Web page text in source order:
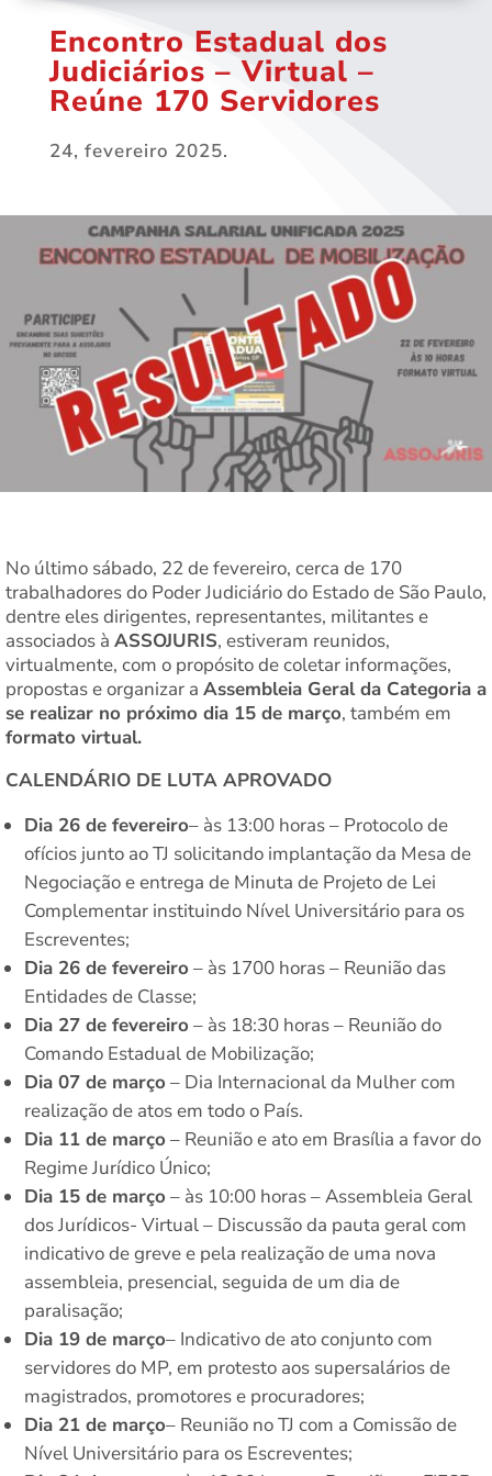
Encontro Estadual dos
Judiciários – Virtual –
Reúne 170 Servidores
24, fevereiro 2025.
No último sábado, 22 de fevereiro, cerca de 170
trabalhadores do Poder Judiciário do Estado de São Paulo,
dentre eles dirigentes, representantes, militantes e
associados à ASSOJURIS, estiveram reunidos,
virtualmente, com o propósito de coletar informações,
propostas e organizar a Assembleia Geral da Categoria a
se realizar no próximo dia 15 de março, também em
formato virtual.
CALENDÁRIO DE LUTA APROVADO
Dia 26 de fevereiro– às 13:00 horas – Protocolo de
ofícios junto ao TJ solicitando implantação da Mesa de
Negociação e entrega de Minuta de Projeto de Lei
Complementar instituindo Nível Universitário para os
Escreventes;
Dia 26 de fevereiro – às 1700 horas – Reunião das
Entidades de Classe;
Dia 27 de fevereiro – às 18:30 horas – Reunião do
Comando Estadual de Mobilização;
Dia 07 de março – Dia Internacional da Mulher com
realização de atos em todo o País.
Dia 11 de março – Reunião e ato em Brasília a favor do
Regime Jurídico Único;
Dia 15 de março – às 10:00 horas – Assembleia Geral
dos Jurídicos- Virtual – Discussão da pauta geral com
indicativo de greve e pela realização de uma nova
assembleia, presencial, seguida de um dia de
paralisação;
⁠Dia 19 de março– Indicativo de ato conjunto com
servidores do MP, em protesto aos supersalários de
magistrados, promotores e procuradores;
Dia 21 de março– Reunião no TJ com a Comissão de
Nível Universitário para os Escreventes;